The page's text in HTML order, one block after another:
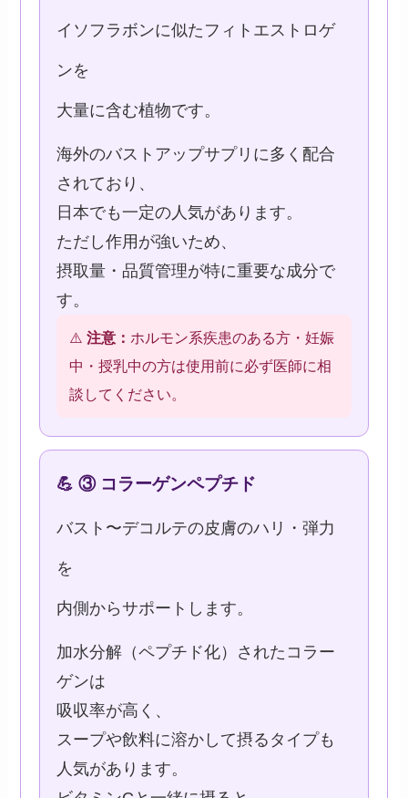
イソフラボンに似たフィトエストロゲ
ンを
大量に含む植物です。
海外のバストアップサプリに多く配合
されており、
日本でも一定の人気があります。
ただし作用が強いため、
摂取量・品質管理が特に重要な成分で
す。
⚠️注意： ホルモン系疾患のある方・妊娠
中・授乳中の方は使用前に必ず医師に相
談してください。
💪 ③ コラーゲンペプチド
バスト〜デコルテの皮膚のハリ・弾力
を
内側からサポートします。
加水分解（ペプチド化）されたコラー
ゲンは
吸収率が高く、
スープや飲料に溶かして摂るタイプも
人気があります。